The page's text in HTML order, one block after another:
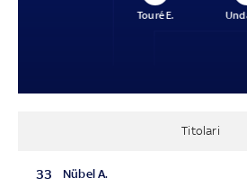
Touré E.
Titolari
33 Nübel A.